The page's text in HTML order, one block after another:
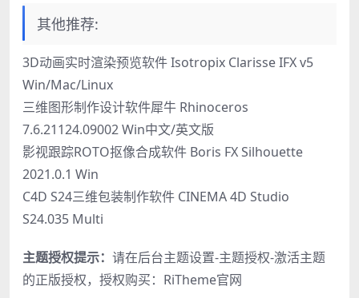
其他推荐:
3D动画实时渲染预览软件 Isotropix Clarisse IFX v5
Win/Mac/Linux
三维图形制作设计软件犀牛 Rhinoceros
7.6.21124.09002 Win中文/英文版
影视跟踪ROTO抠像合成软件 Boris FX Silhouette
2021.0.1 Win
C4D S24三维包装制作软件 CINEMA 4D Studio
S24.035 Multi
主题授权提示： 请在后台主题设置-主题授权-激活主题
的正版授权，授权购买： RiTheme官网